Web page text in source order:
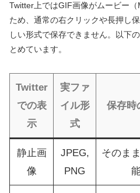
Twitter上ではGIF画像がムービー
ため、通常の右クリックや長押し
しい形式で保存できません。以下
とめています。
Twitter
での表
示
実ファ
イル形
式
保存時
静止画
像
JPEG,
PNG
そのま